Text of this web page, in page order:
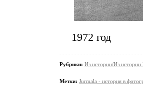
1972 год
Рубрики: Из истории/Из
Метки: Jurmala - история в